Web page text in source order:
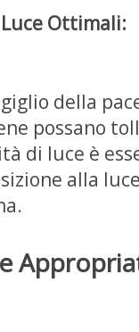
Ottimali:
della
possano
di luce è
alla